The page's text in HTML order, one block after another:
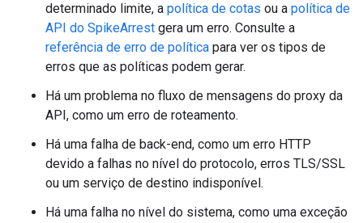
determinado limite, a política de cotas ou a política de
API do SpikeArrest gera um erro. Consulte a
referência de erro de política para ver os tipos de
erros que as políticas podem gerar.
Há um problema no fluxo de mensagens do proxy da
API, como um erro de roteamento.
Há uma falha de back-end, como um erro HTTP
devido a falhas no nível do protocolo, erros TLS/SSL
ou um serviço de destino indisponível.
Há uma falha no nível do sistema, como uma exceção